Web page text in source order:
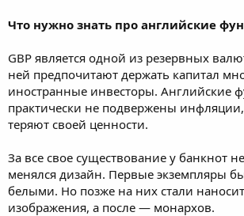
Что нужно знать про английские
GBP является одной из резервных
ней предпочитают держать капитал
иностранные инвесторы. Английские
практически не подвержены
теряют своей ценности.
За все свое существование у банкнот
менялся дизайн. Первые экземпляры
белыми. Но позже на них стали
изображения, а после — монархов.